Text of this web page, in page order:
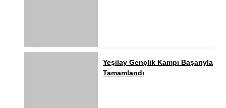
Yeşilay Gençlik Kampı Başarıyla
Tamamlandı